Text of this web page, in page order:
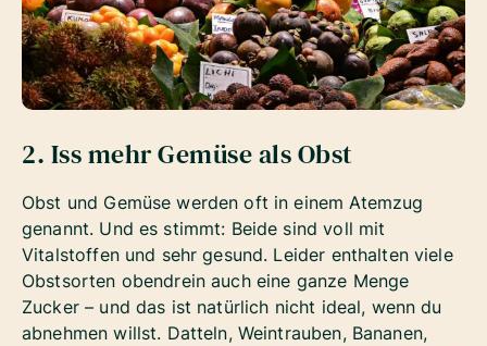
2. Iss mehr Gemüse als Obst
Obst und Gemüse werden oft in einem Atemzug
genannt. Und es stimmt: Beide sind voll mit
Vitalstoffen und sehr gesund. Leider enthalten viele
Obstsorten obendrein auch eine ganze Menge
Zucker – und das ist natürlich nicht ideal, wenn du
abnehmen willst. Datteln, Weintrauben, Bananen,